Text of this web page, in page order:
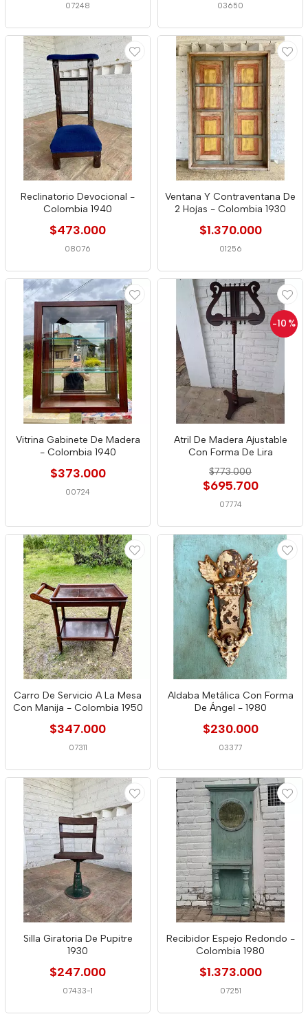
07248 03650
Reclinatorio Devocional -
Colombia 1940
$473.000
08076
Ventana Y Contraventana De
2 Hojas - Colombia 1930
$1.370.000
01256
Vitrina Gabinete De Madera
- Colombia 1940
$373.000
00724
-10 %
Atril De Madera Ajustable
Con Forma De Lira
$773.000
$695.700
07774
Carro De Servicio A La Mesa
Con Manija - Colombia 1950
$347.000
07311
Aldaba Metálica Con Forma
De Ángel - 1980
$230.000
03377
Silla Giratoria De Pupitre
1930
$247.000
07433-1
Recibidor Espejo Redondo -
Colombia 1980
$1.373.000
07251